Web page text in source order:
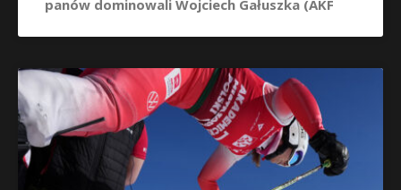
panów dominowali Wojciech Gałuszka (AKF